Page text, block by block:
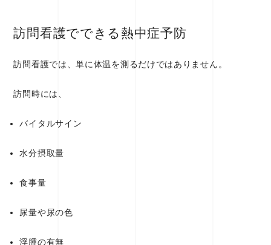
訪問看護でできる熱中症予防
訪問看護では、単に体温を測るだけではありません。
訪問時には、
バイタルサイン
水分摂取量
食事量
尿量や尿の色
浮腫の有無